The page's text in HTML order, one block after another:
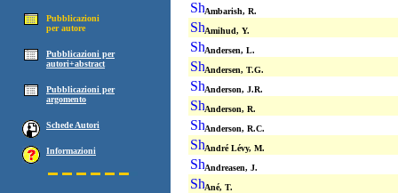
Pubblicazioni
per autore
Pubblicazioni per
autori+abstract
Pubblicazioni per
argomento
Schede Autori
Informazioni
Ambarish, R.
Amihud, Y.
Andersen, L.
Andersen, T.G.
Anderson, J.R.
Anderson, R.
Anderson, R.C.
André Lévy, M.
Andreasen, J.
Ané, T.